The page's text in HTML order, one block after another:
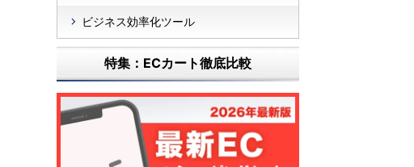
ビジネス効率化ツール
特集：ECカート徹底比較